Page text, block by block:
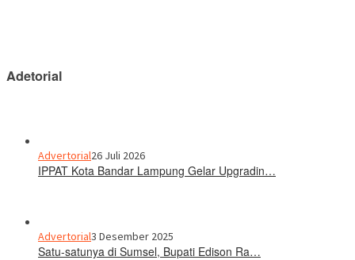
Adetorial
Advertorial26 Juli 2026
IPPAT Kota Bandar Lampung Gelar Upgradin…
Advertorial3 Desember 2025
Satu-satunya di Sumsel, Bupati Edison Ra…